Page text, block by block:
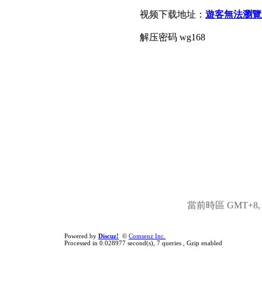
视频下载地址： 遊客無法瀏
解压密码 wg168
當前時區 GMT+8,
Powered by Discuz! © Comsenz Inc.
Processed in 0.028977 second(s), 7 queries , Gzip enabled